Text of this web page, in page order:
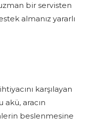
bir servisten
almanız yararlı
karşılayan
aracın
beslenmesine